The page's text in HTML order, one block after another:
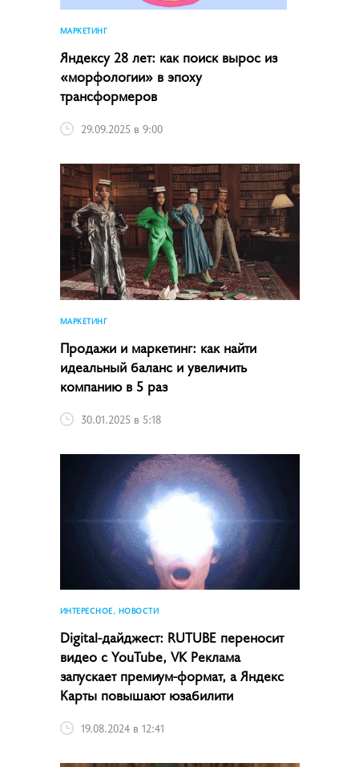
МАРКЕТИНГ
Яндексу 28 лет: как поиск вырос из
«морфологии» в эпоху
трансформеров
29.09.2025 в 9:00
МАРКЕТИНГ
Продажи и маркетинг: как найти
идеальный баланс и увеличить
компанию в 5 раз
30.01.2025 в 5:18
ИНТЕРЕСНОЕ, НОВОСТИ
Digital-дайджест: RUTUBE переносит
видео с YouTube, VK Реклама
запускает премиум-формат, а Яндекс
Карты повышают юзабилити
19.08.2024 в 12:41